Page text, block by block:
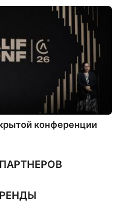
конференции